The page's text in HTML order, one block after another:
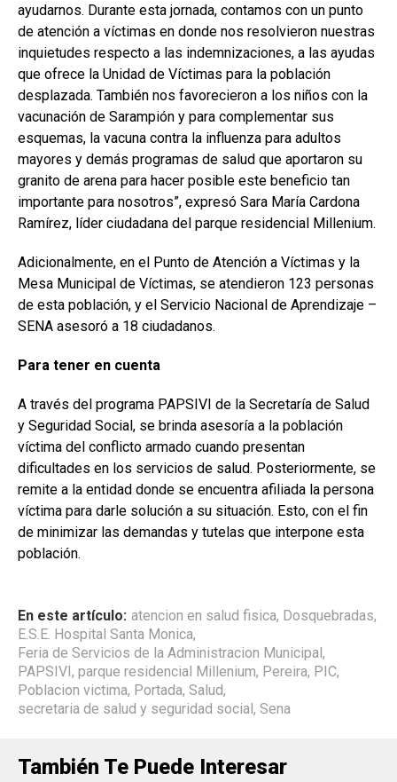
ayudarnos. Durante esta jornada, contamos con un punto
de atención a víctimas en donde nos resolvieron nuestras
inquietudes respecto a las indemnizaciones, a las ayudas
que ofrece la Unidad de Víctimas para la población
desplazada. También nos favorecieron a los niños con la
vacunación de Sarampión y para complementar sus
esquemas, la vacuna contra la influenza para adultos
mayores y demás programas de salud que aportaron su
granito de arena para hacer posible este beneficio tan
importante para nosotros”, expresó Sara María Cardona
Ramírez, líder ciudadana del parque residencial Millenium.
Adicionalmente, en el Punto de Atención a Víctimas y la
Mesa Municipal de Víctimas, se atendieron 123 personas
de esta población, y el Servicio Nacional de Aprendizaje –
SENA asesoró a 18 ciudadanos.
Para tener en cuenta
A través del programa PAPSIVI de la Secretaría de Salud
y Seguridad Social, se brinda asesoría a la población
víctima del conflicto armado cuando presentan
dificultades en los servicios de salud. Posteriormente, se
remite a la entidad donde se encuentra afiliada la persona
víctima para darle solución a su situación. Esto, con el fin
de minimizar las demandas y tutelas que interpone esta
población.
En este artículo: atencion en salud fisica, Dosquebradas,
E.S.E. Hospital Santa Monica,
Feria de Servicios de la Administracion Municipal,
PAPSIVI, parque residencial Millenium, Pereira, PIC,
Poblacion victima, Portada, Salud,
secretaria de salud y seguridad social, Sena
También Te Puede Interesar